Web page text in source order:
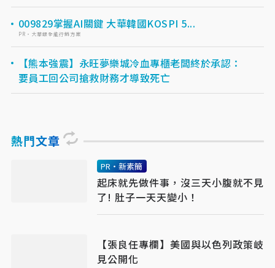
009829掌握AI關鍵 大華韓國KOSPI 5...
PR・大華銀全能行銷方案
【熊本強震】永旺夢樂城冷血專櫃老闆終於承認：
要員工回公司搶救財務才導致死亡
熱門文章
PR・新素簡
起床就先做件事，沒三天小腹就不見
了! 肚子一天天變小！
【張良任專欄】美國與以色列政策岐
見公開化